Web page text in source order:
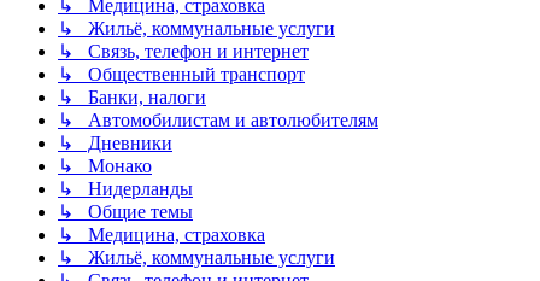
↳ Медицина, страховка
↳ Жильё, коммунальные услуги
↳ Связь, телефон и интернет
↳ Общественный транспорт
↳ Банки, налоги
↳ Автомобилистам и автолюбителям
↳ Дневники
↳ Монако
↳ Нидерланды
↳ Общие темы
↳ Медицина, страховка
↳ Жильё, коммунальные услуги